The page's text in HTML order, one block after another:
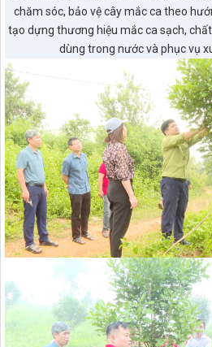
chăm sóc, bảo vệ cây mắc ca theo
tạo dựng thương hiệu mắc ca sạch,
dùng trong nước và phục vụ